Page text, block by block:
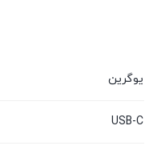
یوگرین
USB-C